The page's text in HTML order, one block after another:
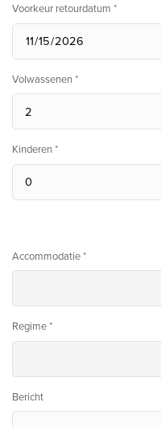
Voorkeur retourdatum *
Volwassenen *
Kinderen *
Accommodatie *
Regime *
Bericht